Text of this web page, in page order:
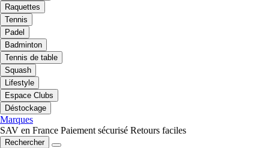
Raquettes
Tennis
Padel
Badminton
Tennis de table
Squash
Lifestyle
Espace Clubs
Déstockage
Marques
SAV en France Paiement sécurisé Retours faciles
Rechercher